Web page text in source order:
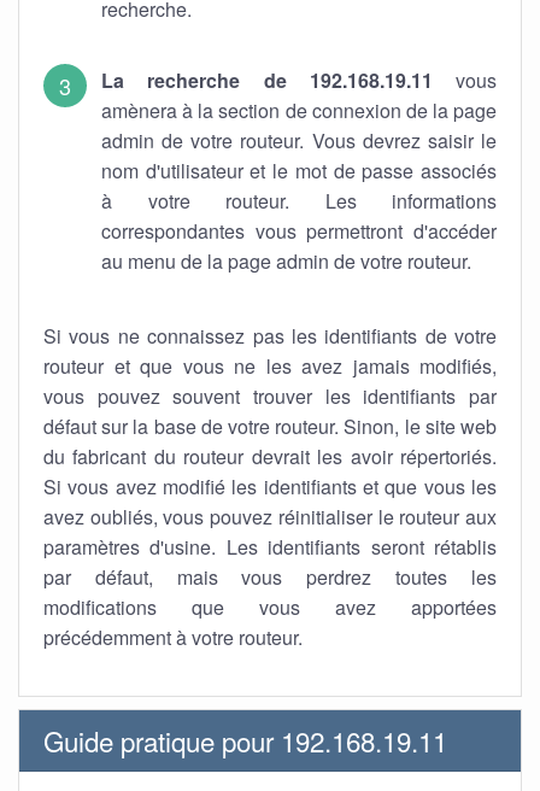
recherche.
La recherche de 192.168.19.11
vous
amènera à la section de connexion de la page
admin de votre routeur. Vous devrez saisir le
nom d'utilisateur et le mot de passe associés
à votre routeur. Les informations
correspondantes vous permettront d'accéder
au menu de la page admin de votre routeur.
Si vous ne connaissez pas les identifiants de votre
routeur et que vous ne les avez jamais modifiés,
vous pouvez souvent trouver les identifiants par
défaut sur la base de votre routeur. Sinon, le site web
du fabricant du routeur devrait les avoir répertoriés.
Si vous avez modifié les identifiants et que vous les
avez oubliés, vous pouvez réinitialiser le routeur aux
paramètres d'usine. Les identifiants seront rétablis
par défaut, mais vous perdrez toutes les
modifications que vous avez apportées
précédemment à votre routeur.
Guide pratique pour 192.168.19.11